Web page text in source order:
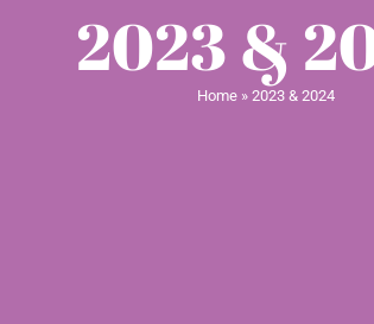
2023 &
Home » 2023 & 2024